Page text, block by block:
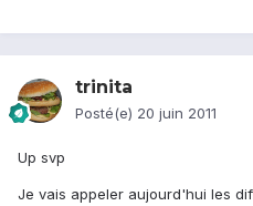
trinita
Posté(e) 20 juin 2011
Up svp
Je vais appeler aujourd'hui les